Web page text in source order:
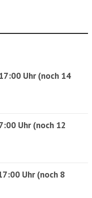
Uhr (noch 14
Uhr (noch 12
Uhr (noch 8